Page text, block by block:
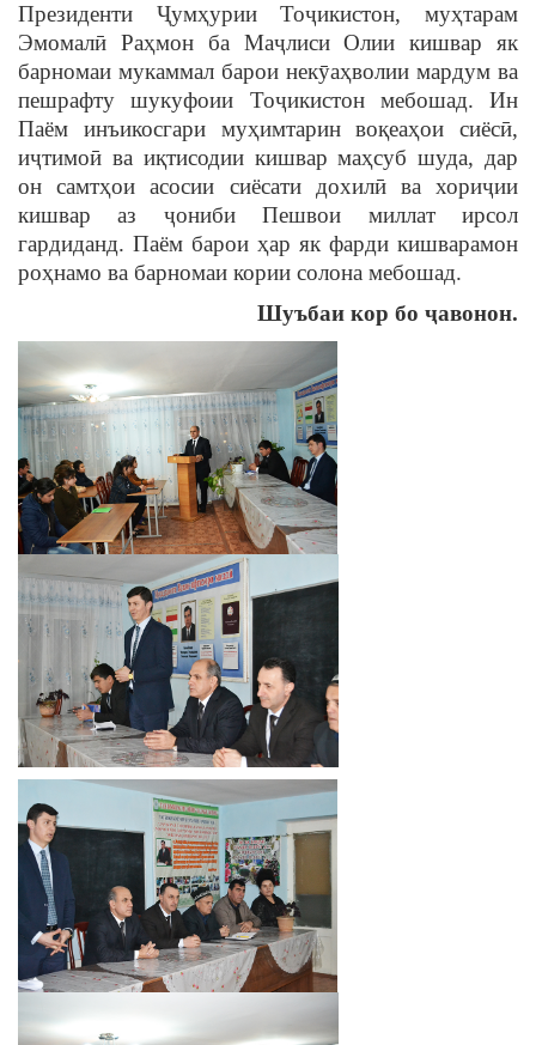
Президенти Ҷумҳурии Тоҷикистон, муҳтарам
Эмомалӣ Раҳмон ба Маҷлиси Олии кишвар як
барномаи мукаммал барои некȳаҳволии мардум ва
пешрафту шукуфоии Тоҷикистон мебошад. Ин
Паём инъикосгари муҳимтарин воқеаҳои сиёсӣ,
иҷтимоӣ ва иқтисодии кишвар маҳсуб шуда, дар
он самтҳои асосии сиёсати дохилӣ ва хориҷии
кишвар аз ҷониби Пешвои миллат ирсол
гардиданд. Паём барои ҳар як фарди кишварамон
роҳнамо ва барномаи кории солона мебошад.
Шуъбаи кор бо ҷавонон.